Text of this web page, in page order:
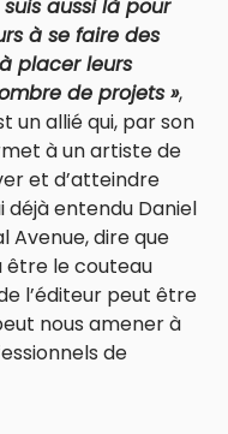
aussi là pour
à se faire des
placer leurs
de projets »,
un allié qui, par son
à un artiste de
et d’atteindre
déjà entendu Daniel
Avenue, dire que
être le couteau
l’éditeur peut être
nous amener à
de